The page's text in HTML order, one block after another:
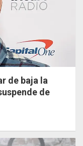
de baja la
de